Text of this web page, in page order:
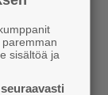
myös
sisältöä ja